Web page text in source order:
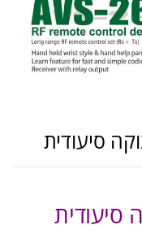
סיעודית
סיעודית